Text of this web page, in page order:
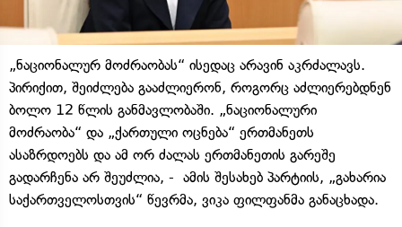
„ნაციონალურ მოძრაობას“ ისედაც არავინ აკრძალავს.
პირიქით, შეიძლება გააძლიერონ, როგორც აძლიერებდნენ
ბოლო 12 წლის განმავლობაში. „ნაციონალური
მოძრაობა“ და „ქართული ოცნება“ ერთმანეთს
ასაზრდოებს და ამ ორ ძალას ერთმანეთის გარეშე
გადარჩენა არ შეუძლია, - ამის შესახებ პარტიის, „გახარია
საქართველოსთვის“ წევრმა, ვიკა ფილფანმა განაცხადა.